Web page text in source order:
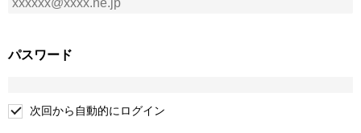
パスワード
次回から自動的にログイン